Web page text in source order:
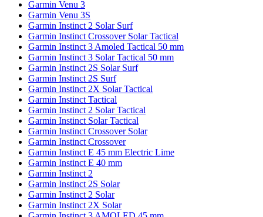
Garmin Venu 3
Garmin Venu 3S
Garmin Instinct 2 Solar Surf
Garmin Instinct Crossover Solar Tactical
Garmin Instinct 3 Amoled Tactical 50 mm
Garmin Instinct 3 Solar Tactical 50 mm
Garmin Instinct 2S Solar Surf
Garmin Instinct 2S Surf
Garmin Instinct 2X Solar Tactical
Garmin Instinct Tactical
Garmin Instinct 2 Solar Tactical
Garmin Instinct Solar Tactical
Garmin Instinct Crossover Solar
Garmin Instinct Crossover
Garmin Instinct E 45 mm Electric Lime
Garmin Instinct E 40 mm
Garmin Instinct 2
Garmin Instinct 2S Solar
Garmin Instinct 2 Solar
Garmin Instinct 2X Solar